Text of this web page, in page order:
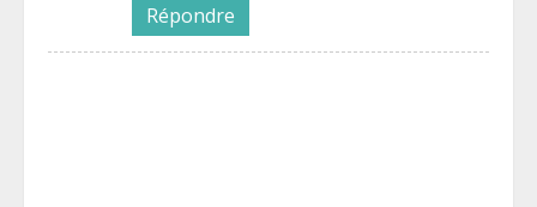
Répondre